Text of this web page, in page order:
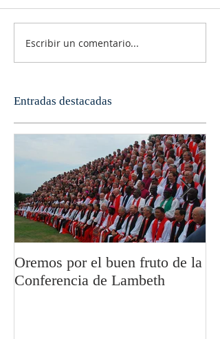
Escribir un comentario...
Entradas destacadas
Oremos por el buen fruto de la
Conferencia de Lambeth